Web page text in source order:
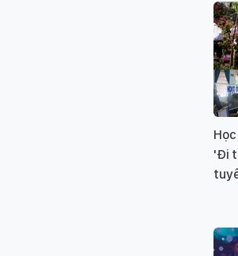
'Đi